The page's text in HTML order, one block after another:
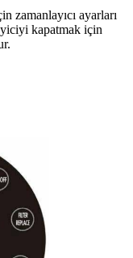
zamanlayıcı ayarları
kapatmak için